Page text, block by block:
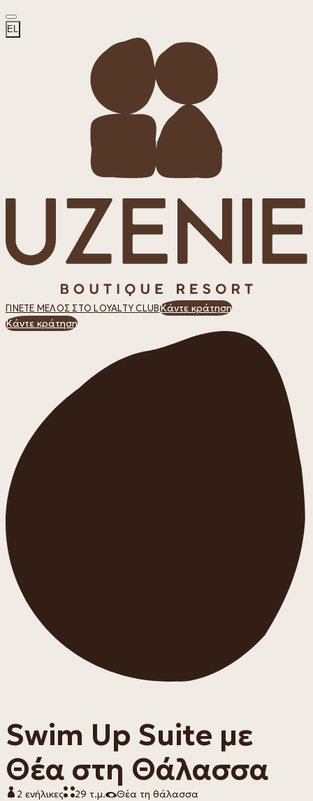
EL
ΓΊΝΕΤΕ ΜΈΛΟΣ ΣΤΟ LOYALTY CLUBΚάντε κράτηση
Κάντε κράτηση
Swim Up Suite με
Θέα στη Θάλασσα
2 ενήλικες 29 τ.μ. Θέα τη θάλασσα